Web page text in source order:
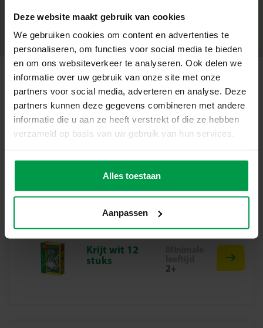
Deze website maakt gebruik van cookies
We gebruiken cookies om content en advertenties te
personaliseren, om functies voor social media te bieden
en om ons websiteverkeer te analyseren. Ook delen we
informatie over uw gebruik van onze site met onze
partners voor social media, adverteren en analyse. Deze
partners kunnen deze gegevens combineren met andere
informatie die u aan ze heeft verstrekt of die ze hebben
verzameld op basis van uw gebruik van hun services.
Alles toestaan
Aanpassen
Stevig kurken plankje en veilige, kindvriendelijke
onderdelen
Eindeloos herbruikbaar – elke creatie is weer anders
Fantasie met een klap tot leven gebracht
Met Hamertje Tik – Fantasie bouwen kinderen keer op
keer hun eigen fantasiewereld. Of het nu een huis, dier of
denkbeeldig voertuig is: elk ontwerp is uniek. Kinderen
oefenen spelenderwijs met vormen, kleuren en
trainen. Dit is Montessori-speelgoed in de puurste vorm:
ontdekken, proberen en trots zijn op het resultaat.
Inhoud van de set:
Stevig kurken plankje
Houten hamertje
Verschillende houten vormpjes
Spijkertjes
Productnummer
00926
Deel dit product
Gerelateerde producten
Lijm 100ml
3+
Krijt wit 12
stuks
2+